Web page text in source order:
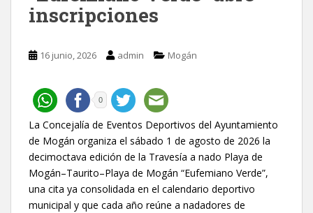
inscripciones
16 junio, 2026 admin Mogán
0
La Concejalía de Eventos Deportivos del Ayuntamiento
de Mogán organiza el sábado 1 de agosto de 2026 la
decimoctava edición de la Travesía a nado Playa de
Mogán–Taurito–Playa de Mogán “Eufemiano Verde”,
una cita ya consolidada en el calendario deportivo
municipal y que cada año reúne a nadadores de